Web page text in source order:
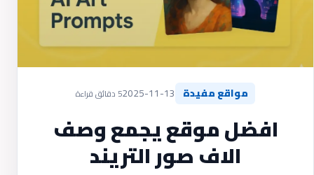
مواقع مفيدة 2025-11-135 دقائق قراءة
افضل موقع يجمع وصف
الاف صور التريند